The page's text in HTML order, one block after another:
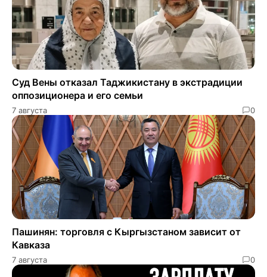
Суд Вены отказал Таджикистану в экстрадиции
оппозиционера и его семьи
7 августа 0
Пашинян: торговля с Кыргызстаном зависит от
Кавказа
7 августа 0